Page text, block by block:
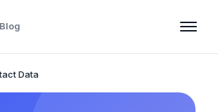
Blog
Data